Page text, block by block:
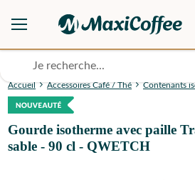
Accueil Accessoires Café / Thé Contenants
Gourde isotherme avec paille
sable - 90 cl - QWETCH